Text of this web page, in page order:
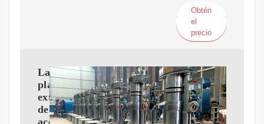
Obtén
el
precio
La
planta
extractora
de